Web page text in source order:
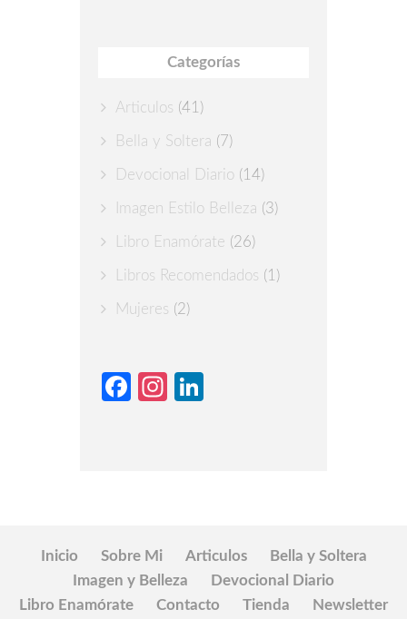
Categorías
Articulos (41)
Bella y Soltera (7)
Devocional Diario (14)
Imagen Estilo Belleza (3)
Libro Enamórate (26)
Libros Recomendados (1)
Mujeres (2)
Facebook
Instagram
Inicio Sobre Mi Articulos
Bella y Soltera
Imagen y Belleza
Devocional Diario
Libro Enamórate
Contacto Tienda Newsletter